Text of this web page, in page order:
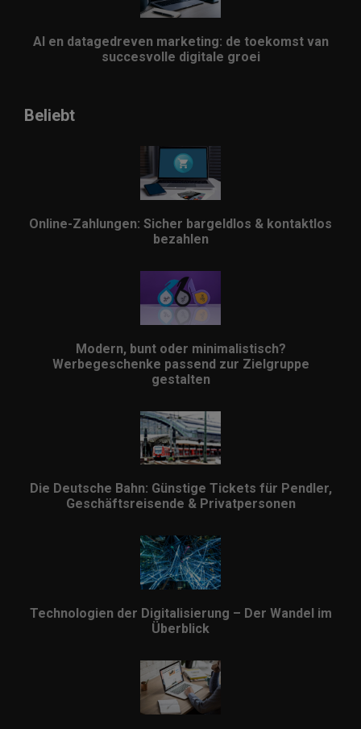
AI en datagedreven marketing: de toekomst van
succesvolle digitale groei
Beliebt
Online-Zahlungen: Sicher bargeldlos & kontaktlos
bezahlen
Modern, bunt oder minimalistisch?
Werbegeschenke passend zur Zielgruppe
gestalten
Die Deutsche Bahn: Günstige Tickets für Pendler,
Geschäftsreisende & Privatpersonen
Technologien der Digitalisierung – Der Wandel im
Überblick